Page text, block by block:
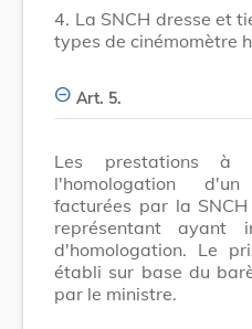
4. La SNCH dresse et
types de cinémomètre
Art. 5.
Les prestations
l'homologation
facturées par la
représentant ayant
d'homologation. Le
établi sur base du
par le ministre.